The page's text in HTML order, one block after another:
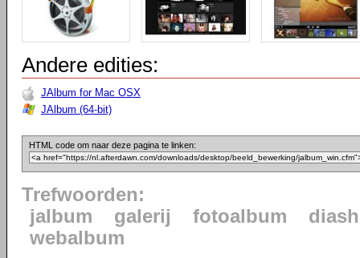
Andere edities:
JAlbum for Mac OSX
JAlbum (64-bit)
HTML code om naar deze pagina te linken:
Trefwoorden:
jalbum
galerij fotoalbum
webalbum